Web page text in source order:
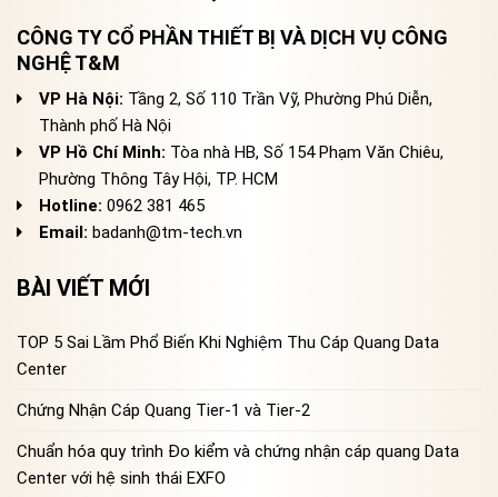
CÔNG TY CỔ PHẦN THIẾT BỊ VÀ DỊCH VỤ CÔNG
NGHỆ T&M
VP Hà Nội: Tầng 2, Số 110 Trần Vỹ, Phường Phú Diễn,
Thành phố Hà Nội
VP Hồ Chí Minh: Tòa nhà HB, Số 154 Phạm Văn Chiêu,
Phường Thông Tây Hội, TP. HCM
Hotline: 0962 381 465
Email: badanh@tm-tech.vn
BÀI VIẾT MỚI
TOP 5 Sai Lầm Phổ Biến Khi Nghiệm Thu Cáp Quang Data
Center
Chứng Nhận Cáp Quang Tier-1 và Tier-2
Chuẩn hóa quy trình Đo kiểm và chứng nhận cáp quang Data
Center với hệ sinh thái EXFO